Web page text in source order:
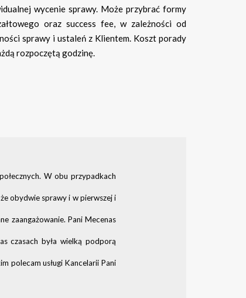
wycenie sprawy. Może przybrać formy
oraz success fee, w zależności od
sprawy i ustaleń z Klientem. Koszt porady
rozpoczętą godzinę.
W obu przypadkach
obydwie sprawy i w pierwszej i
zaangażowanie. Pani Mecenas
czasach była wielką podporą
polecam usługi Kancelarii Pani